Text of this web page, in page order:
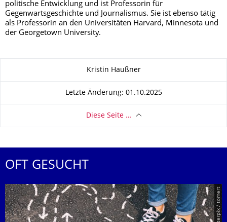
politische Entwicklung und ist Professorin für
Gegenwartsgeschichte und Journalismus. Sie ist ebenso tätig
als Professorin an den Universitäten Harvard, Minnesota und
der Georgetown University.
Kristin Haußner
Letzte Änderung: 01.10.2025
Diese Seite …
OFT GESUCHT